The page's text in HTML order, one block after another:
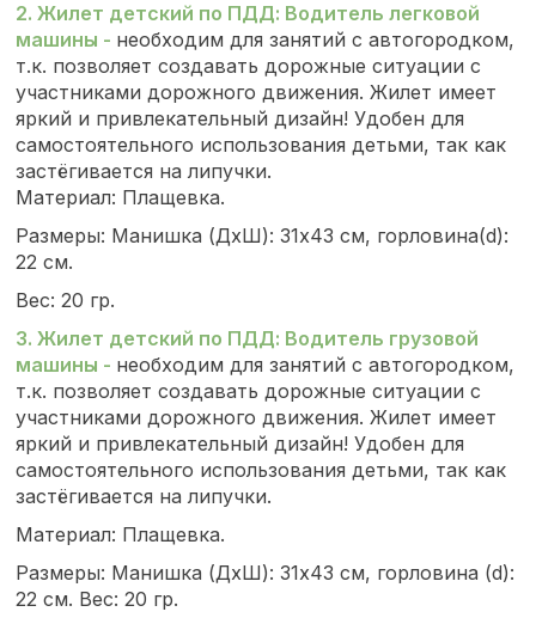
2. Жилет детский по ПДД: Водитель легковой
машины - необходим для занятий с автогородком,
т.к. позволяет создавать дорожные ситуации с
участниками дорожного движения. Жилет имеет
яркий и привлекательный дизайн! Удобен для
самостоятельного использования детьми, так как
застёгивается на липучки.
Материал: Плащевка.
Размеры: Манишка (ДхШ): 31х43 см, горловина(d):
22 см.
Вес: 20 гр.
3. Жилет детский по ПДД: Водитель грузовой
машины - необходим для занятий с автогородком,
т.к. позволяет создавать дорожные ситуации с
участниками дорожного движения. Жилет имеет
яркий и привлекательный дизайн! Удобен для
самостоятельного использования детьми, так как
застёгивается на липучки.
Материал: Плащевка.
Размеры: Манишка (ДхШ): 31х43 см, горловина (d):
22 см. Вес: 20 гр.